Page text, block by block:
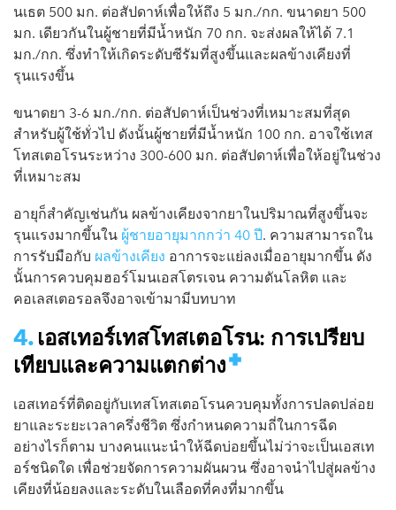
นเธต 500 มก. ต่อสัปดาห์เพื่อให้ถึง 5 มก./กก. ขนาดยา 500
มก. เดียวกันในผู้ชายที่มีน้ำหนัก 70 กก. จะส่งผลให้ได้ 7.1
มก./กก. ซึ่งทำให้เกิดระดับซีรัมที่สูงขึ้นและผลข้างเคียงที่
รุนแรงขึ้น
ขนาดยา 3-6 มก./กก. ต่อสัปดาห์เป็นช่วงที่เหมาะสมที่สุด
สำหรับผู้ใช้ทั่วไป ดังนั้นผู้ชายที่มีน้ำหนัก 100 กก. อาจใช้เทส
โทสเตอโรนระหว่าง 300-600 มก. ต่อสัปดาห์เพื่อให้อยู่ในช่วง
ที่เหมาะสม
อายุก็สำคัญเช่นกัน ผลข้างเคียงจากยาในปริมาณที่สูงขึ้นจะ
รุนแรงมากขึ้นใน ผู้ชายอายุมากกว่า 40 ปี. ความสามารถใน
การรับมือกับ ผลข้างเคียง อาการจะแย่ลงเมื่ออายุมากขึ้น ดัง
นั้นการควบคุมฮอร์โมนเอสโตรเจน ความดันโลหิต และ
คอเลสเตอรอลจึงอาจเข้ามามีบทบาท
เอสเทอร์เทสโทสเตอโรน: การเปรียบ
เทียบและความแตกต่าง
เอสเทอร์ที่ติดอยู่กับเทสโทสเตอโรนควบคุมทั้งการปลดปล่อย
ยาและระยะเวลาครึ่งชีวิต ซึ่งกำหนดความถี่ในการฉีด
อย่างไรก็ตาม บางคนแนะนำให้ฉีดบ่อยขึ้นไม่ว่าจะเป็นเอสเท
อร์ชนิดใด เพื่อช่วยจัดการความผันผวน ซึ่งอาจนำไปสู่ผลข้าง
เคียงที่น้อยลงและระดับในเลือดที่คงที่มากขึ้น